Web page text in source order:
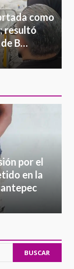
como
resultó
B…
por el
en la
BUSCAR